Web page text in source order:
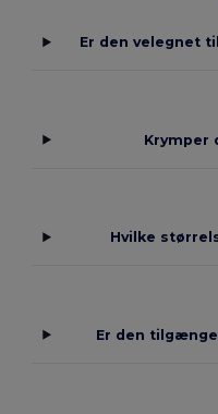
Er den velegnet
Krymper
Hvilke
Er den